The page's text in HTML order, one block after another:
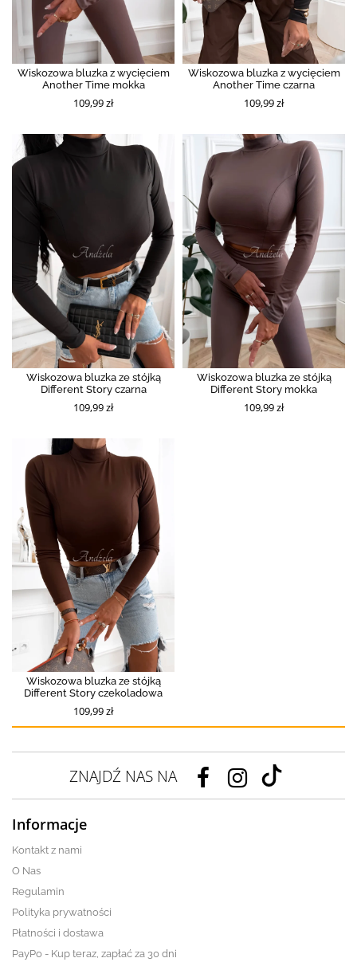
Wiskozowa bluzka z wycięciem
Another Time mokka
109,99 zł
Wiskozowa bluzka z wycięciem
Another Time czarna
109,99 zł
Wiskozowa bluzka ze stójką
Different Story czarna
109,99 zł
Wiskozowa bluzka ze stójką
Different Story mokka
109,99 zł
Wiskozowa bluzka ze stójką
Different Story czekoladowa
109,99 zł
ZNAJDŹ NAS NA
Informacje
Kontakt z nami
O Nas
Regulamin
Polityka prywatności
Płatności i dostawa
PayPo - Kup teraz, zapłać za 30 dni